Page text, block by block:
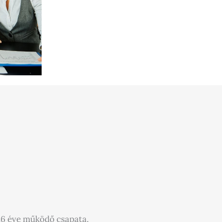
éve működő csapata.